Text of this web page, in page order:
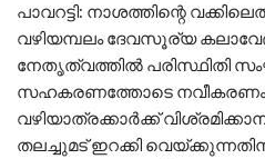
പാവറട്ടി: നാശത്തിന്റെ
വഴിയമ്പലം ദേവസൂര്യ
നേതൃത്വത്തിൽ പരിസ്ഥിതി
സഹകരണത്തോടെ നവീകരണം
വഴിയാത്രക്കാര്‍ക്ക്
തലച്ചുമട് ഇറക്കി